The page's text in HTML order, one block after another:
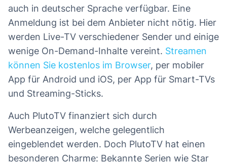
auch in deutscher Sprache verfügbar. Eine
Anmeldung ist bei dem Anbieter nicht nötig. Hier
werden Live-TV verschiedener Sender und einige
wenige On-Demand-Inhalte vereint. Streamen
können Sie kostenlos im Browser, per mobiler
App für Android und iOS, per App für Smart-TVs
und Streaming-Sticks.
Auch PlutoTV finanziert sich durch
Werbeanzeigen, welche gelegentlich
eingeblendet werden. Doch PlutoTV hat einen
besonderen Charme: Bekannte Serien wie Star